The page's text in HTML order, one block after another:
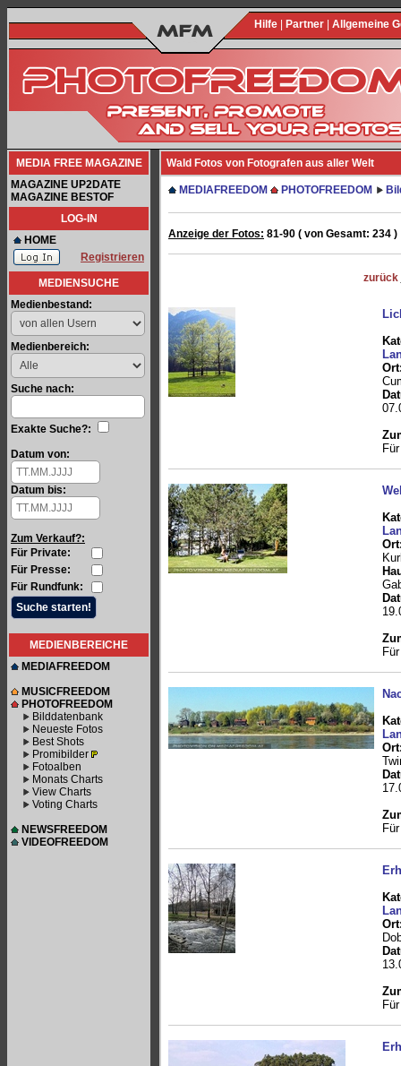
Hilfe Partner Allgemeine
MEDIA FREE MAGAZINE
MAGAZINE UP2DATE
MAGAZINE BESTOF
LOG-IN
HOME
Registrieren
MEDIENSUCHE
Medienbestand:
Medienbereich:
Suche nach:
Exakte Suche?:
Datum von:
Datum bis:
Zum Verkauf?:
Für Private:
Für Presse:
Für Rundfunk:
MEDIENBEREICHE
MEDIAFREEDOM
MUSICFREEDOM
PHOTOFREEDOM
Bilddatenbank
Neueste Fotos
Best Shots
Promibilder
Fotoalben
Monats Charts
View Charts
Voting Charts
NEWSFREEDOM
VIDEOFREEDOM
Wald Fotos von Fotografen aus aller Welt
MEDIAFREEDOM PHOTOFREEDOM
Anzeige der Fotos: 81-90 ( von Gesamt: 234 )
zurück